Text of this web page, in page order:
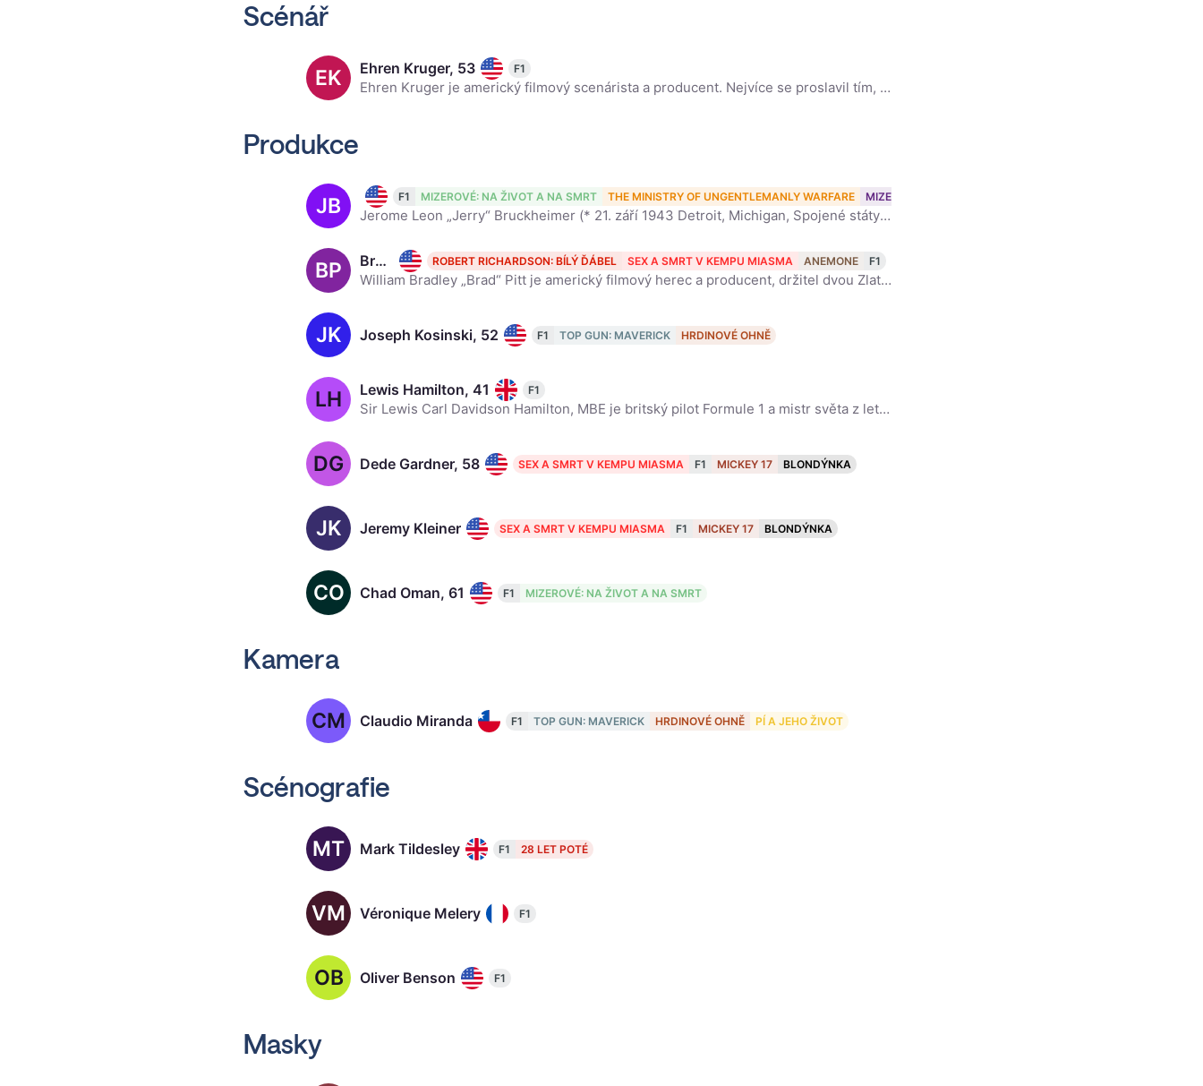
Scénář
EK Ehren Kruger, 53 F1
Ehren Kruger je americký filmový scenárista a producent. Nejvíce se proslavil tím, že napsal tři z pěti dílů původní filmové série Transformers: Revenge of the Fallen, Dark of the Moon a Age of Extinct
Produkce
JB Jerry Bruckheimer, 82
F1 MIZEROVÉ: NA ŽIVOT A NA SMRT THE MINISTRY OF UNGENTLEMANLY WARFARE MIZEROVÉ NAVŽDY
Jerome Leon „Jerry“ Bruckheimer (* 21. září 1943 Detroit, Michigan, Spojené státy americké) je americký filmový a televizní producent. Patří mezi nejúspěšnější a nejvýdělečnější producenty všech dob.[1
BP Brad Pitt, 62 ROBERT RICHARDSON: BÍLÝ ĎÁBEL SEX A SMRT V KEMPU MIASMA ANEMONE F1
William Bradley „Brad“ Pitt je americký filmový herec a producent, držitel dvou Zlatých glóbů za nejlepší mužský herecký výkon ve vedlejší roli za výkon ve filmech Dvanáct opic a Tenkrát v Hollywoodu,
JK Joseph Kosinski, 52 F1 TOP GUN: MAVERICK HRDINOVÉ OHNĚ
LH Lewis Hamilton, 41 F1
Sir Lewis Carl Davidson Hamilton, MBE je britský pilot Formule 1 a mistr světa z let 2008, 2014, 2015, 2017, 2018, 2019 a 2020. V motokárách závodil od šesti let a vyhrál několik národních titulů.
DG Dede Gardner, 58 SEX A SMRT V KEMPU MIASMA F1 MICKEY 17 BLONDÝNKA
JK Jeremy Kleiner SEX A SMRT V KEMPU MIASMA F1 MICKEY 17 BLONDÝNKA
CO Chad Oman, 61 F1 MIZEROVÉ: NA ŽIVOT A NA SMRT
Kamera
CM Claudio Miranda F1 TOP GUN: MAVERICK HRDINOVÉ OHNĚ PÍ A JEHO ŽIVOT
Scénografie
MT Mark Tildesley F1 28 LET POTÉ
VM Véronique Melery F1
OB Oliver Benson F1
Masky